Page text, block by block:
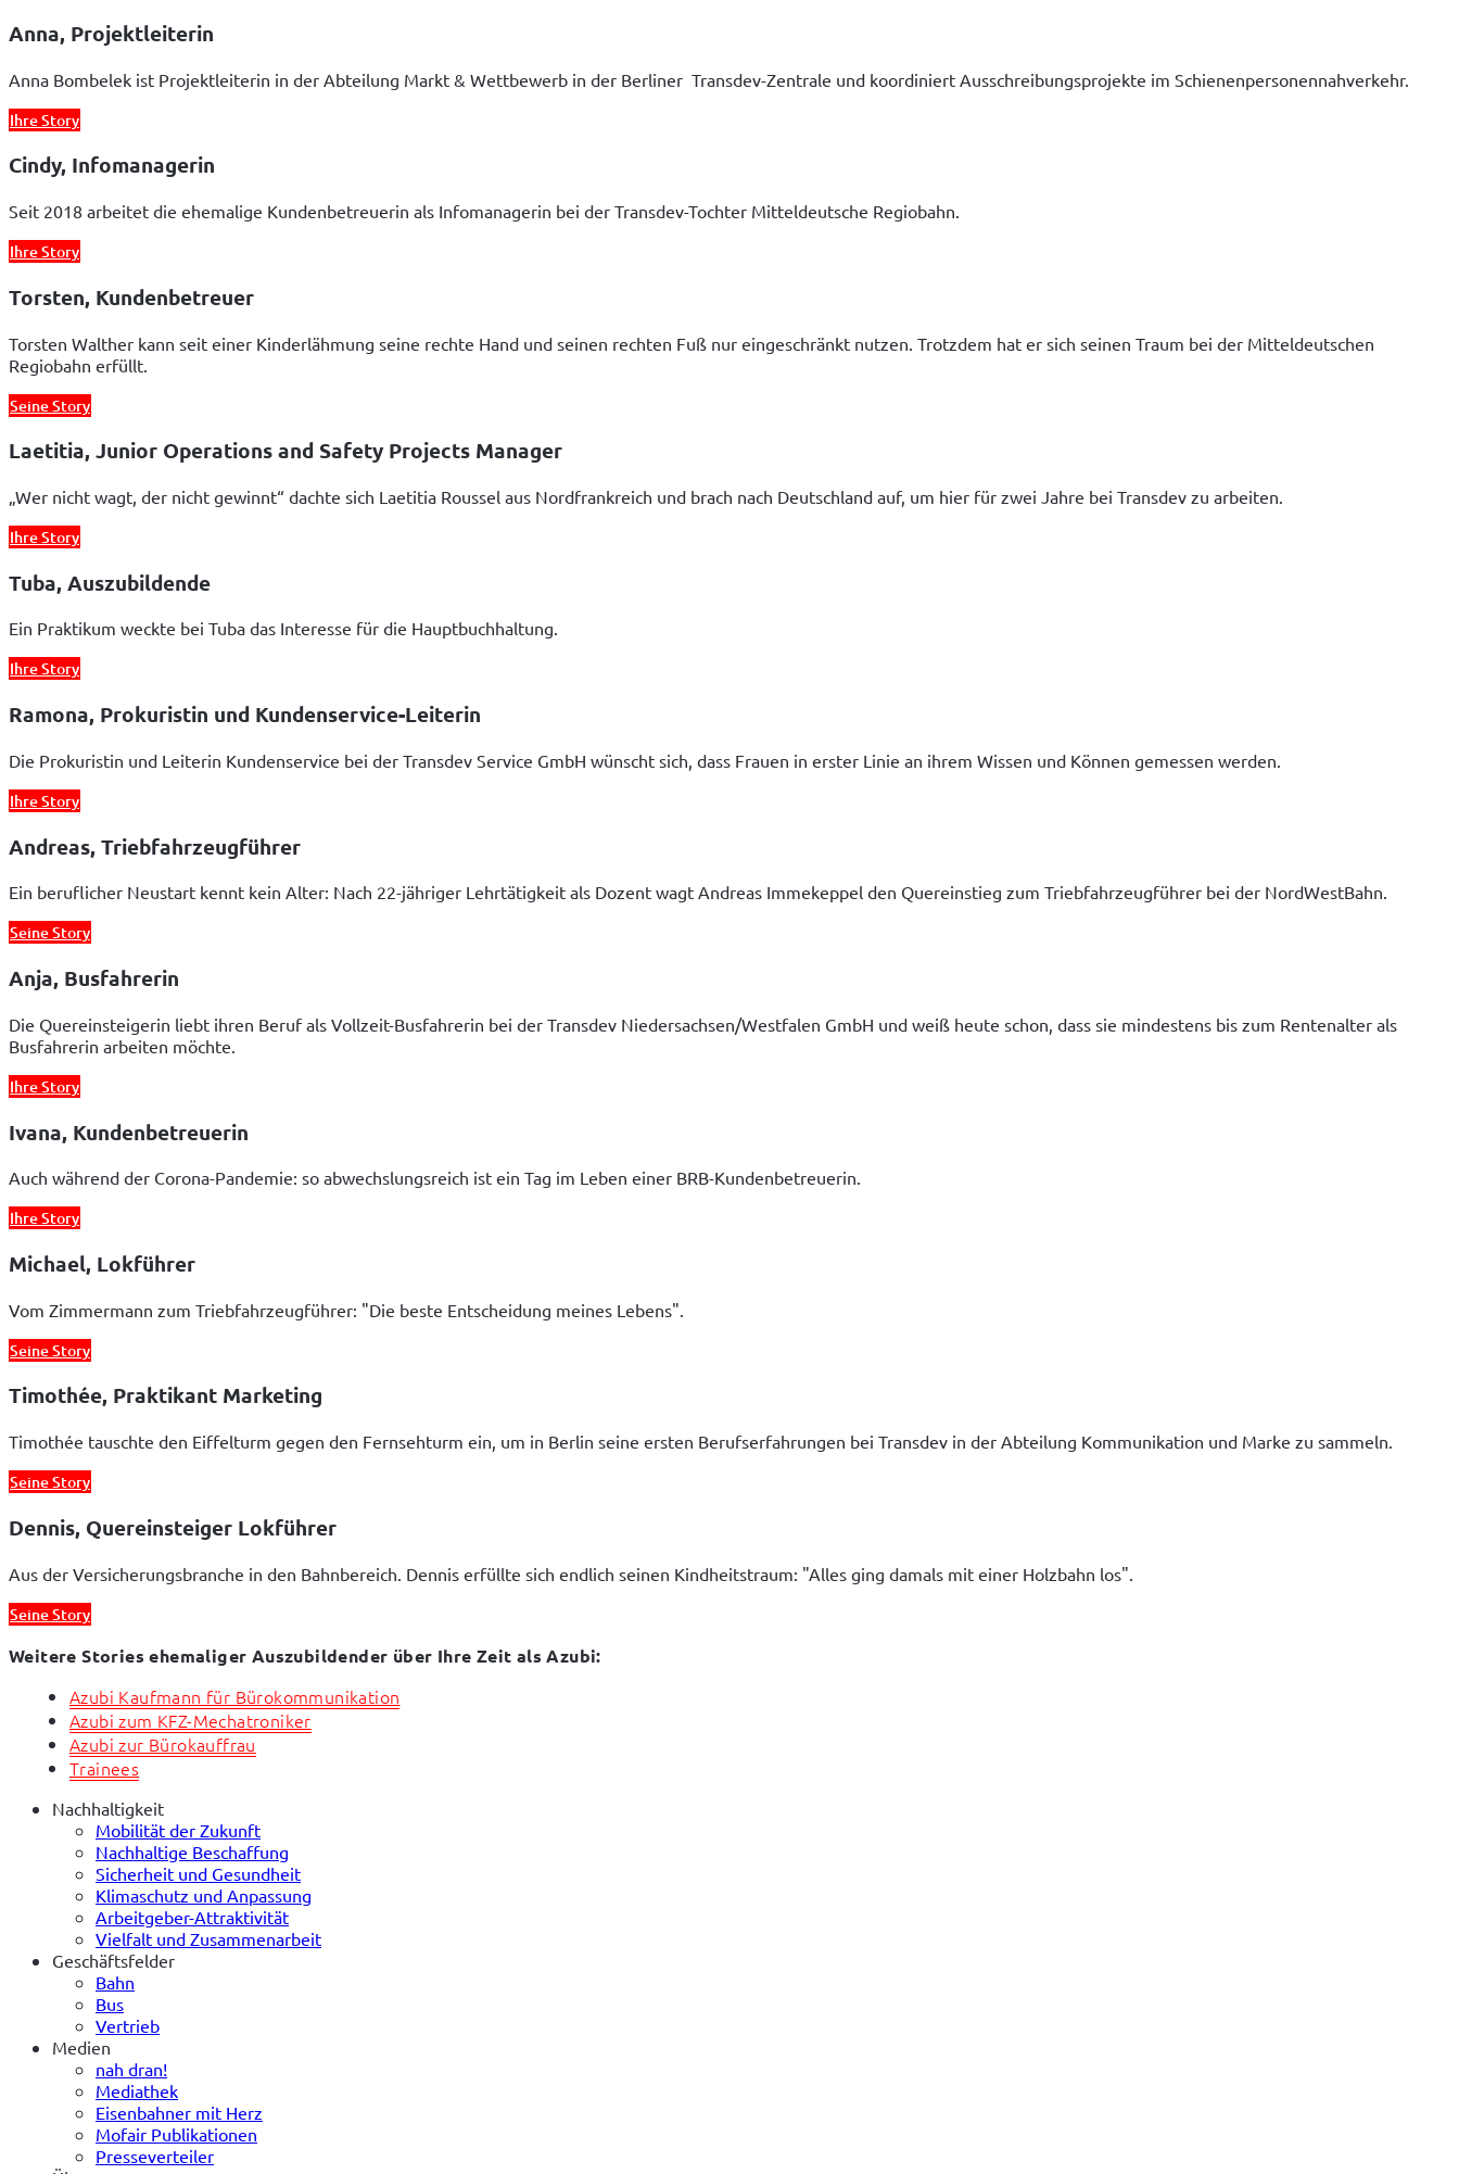
Anna, Projektleiterin
Anna Bombelek ist Projektleiterin in der Abteilung Markt & Wettbewerb in der Berliner  Transdev-Zentrale und koordiniert Ausschreibungsprojekte im Schienenpersonennahverkehr.
Ihre Story
Cindy, Infomanagerin
Seit 2018 arbeitet die ehemalige Kundenbetreuerin als Infomanagerin bei der Transdev-Tochter Mitteldeutsche Regiobahn.
Ihre Story
Torsten, Kundenbetreuer
Torsten Walther kann seit einer Kinderlähmung seine rechte Hand und seinen rechten Fuß nur eingeschränkt nutzen. Trotzdem hat er sich seinen Traum bei der Mitteldeutschen
Regiobahn erfüllt.
Seine Story
Laetitia, Junior Operations and Safety Projects Manager
„Wer nicht wagt, der nicht gewinnt“ dachte sich Laetitia Roussel aus Nordfrankreich und brach nach Deutschland auf, um hier für zwei Jahre bei Transdev zu arbeiten.
Ihre Story
Tuba, Auszubildende
Ein Praktikum weckte bei Tuba das Interesse für die Hauptbuchhaltung.
Ihre Story
Ramona, Prokuristin und Kundenservice-Leiterin
Die Prokuristin und Leiterin Kundenservice bei der Transdev Service GmbH wünscht sich, dass Frauen in erster Linie an ihrem Wissen und Können gemessen werden.
Ihre Story
Andreas, Triebfahrzeugführer
Ein beruflicher Neustart kennt kein Alter: Nach 22-jähriger Lehrtätigkeit als Dozent wagt Andreas Immekeppel den Quereinstieg zum Triebfahrzeugführer bei der NordWestBahn.
Seine Story
Anja, Busfahrerin
Die Quereinsteigerin liebt ihren Beruf als Vollzeit-Busfahrerin bei der Transdev Niedersachsen/Westfalen GmbH und weiß heute schon, dass sie mindestens bis zum Rentenalter als
Busfahrerin arbeiten möchte.
Ihre Story
Ivana, Kundenbetreuerin
Auch während der Corona-Pandemie: so abwechslungsreich ist ein Tag im Leben einer BRB-Kundenbetreuerin.
Ihre Story
Michael, Lokführer
Vom Zimmermann zum Triebfahrzeugführer: "Die beste Entscheidung meines Lebens".
Seine Story
Timothée, Praktikant Marketing
Timothée tauschte den Eiffelturm gegen den Fernsehturm ein, um in Berlin seine ersten Berufserfahrungen bei Transdev in der Abteilung Kommunikation und Marke zu sammeln.
Seine Story
Dennis, Quereinsteiger Lokführer
Aus der Versicherungsbranche in den Bahnbereich. Dennis erfüllte sich endlich seinen Kindheitstraum: "Alles ging damals mit einer Holzbahn los".
Seine Story
Weitere Stories ehemaliger Auszubildender über Ihre Zeit als Azubi:
Azubi Kaufmann für Bürokommunikation
Azubi zum KFZ-Mechatroniker
Azubi zur Bürokauffrau
Trainees
Nachhaltigkeit
Mobilität der Zukunft
Nachhaltige Beschaffung
Sicherheit und Gesundheit
Klimaschutz und Anpassung
Arbeitgeber-Attraktivität
Vielfalt und Zusammenarbeit
Geschäftsfelder
Bahn
Bus
Vertrieb
Medien
nah dran!
Mediathek
Eisenbahner mit Herz
Mofair Publikationen
Presseverteiler